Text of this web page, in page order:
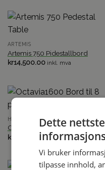
ARTEMIS
Artemis 750 Pidestallbord
kr14,500.00 inkl. mva
HAGEMØBLER
Octavia1600 Bord til 8
kr
43,500.00 inkl. mva
Dette
Vi bruker
tilpasse innhold,